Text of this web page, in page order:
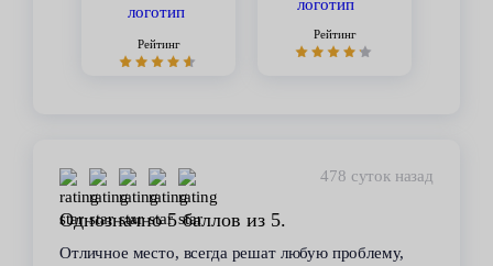
Рейтинг
Рейтинг
478 суток назад
Однозначно 5 баллов из 5.
Отличное место, всегда решат любую проблему,